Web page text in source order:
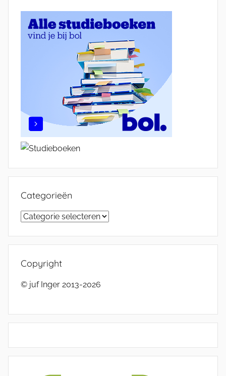
Categorieën
Categorieën
Copyright
© juf Inger 2013-2026